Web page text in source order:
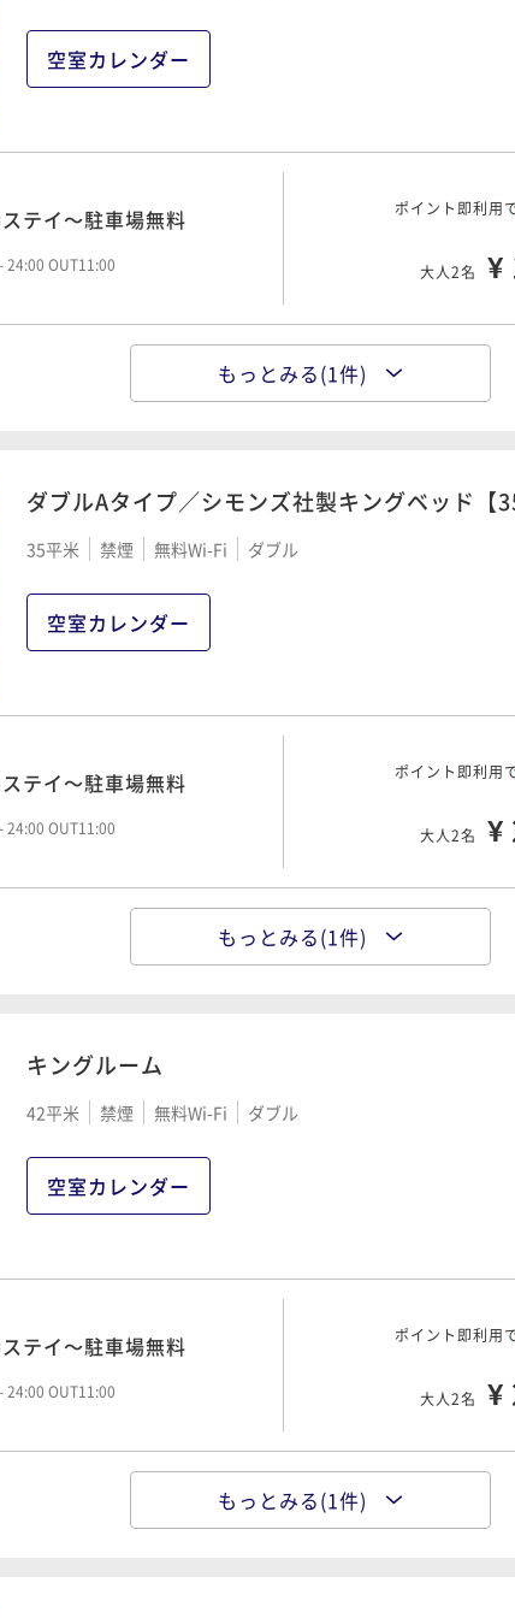
空室カレンダー
テイ～駐車場無料
24:00 OUT11:00
ポイント即利用
大人2名 ¥
ポイント即利用で
もっとみる(1件)
ダブルAタイプ／シモンズ社製キングベッド【
35平米 禁煙 無料Wi-Fi ダブル
空室カレンダー
テイ～駐車場無料
24:00 OUT11:00
ポイント即利用
大人2名 ¥
ポイント即利用で
もっとみる(1件)
キングルーム
42平米 禁煙 無料Wi-Fi ダブル
空室カレンダー
テイ～駐車場無料
24:00 OUT11:00
ポイント即利用
大人2名 ¥
ポイント即利用で
もっとみる(1件)